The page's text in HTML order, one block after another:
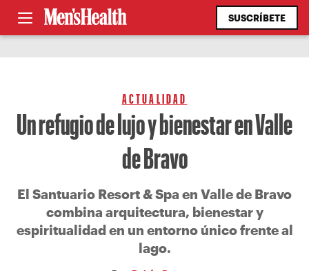
SUSCRÍBETE
ACTUALIDAD
Un refugio de lujo y bienestar en Valle
de Bravo
El Santuario Resort & Spa en Valle de Bravo
combina arquitectura, bienestar y
espiritualidad en un entorno único frente al
lago.